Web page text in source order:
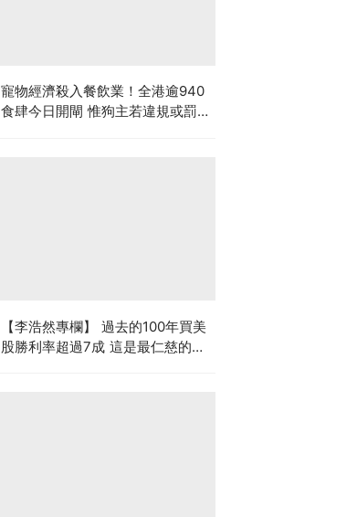
寵物經濟殺入餐飲業！全港逾940
食肆今日開閘 惟狗主若違規或罰款
【李浩然專欄】 過去的100年買美
股勝利率超過7成 這是最仁慈的賭